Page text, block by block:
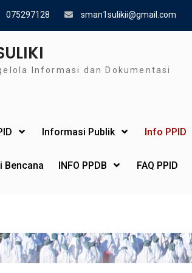
075297128 sman1sulikii@gmail.com
Informasi dan Dokumentasi
Informasi Publik Info PPID
Bencana INFO PPDB FAQ PPID